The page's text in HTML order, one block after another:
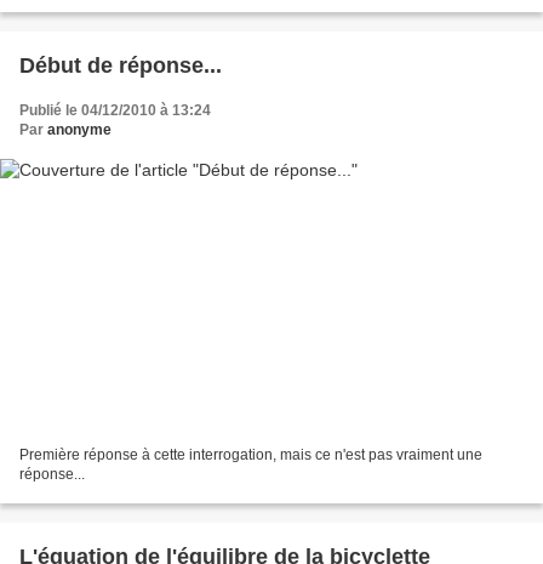
Début de réponse...
Publié le 04/12/2010 à 13:24
Par anonyme
Première réponse à cette interrogation, mais ce n'est pas vraiment une
réponse...
L'équation de l'équilibre de la bicyclette